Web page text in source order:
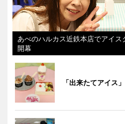
あべのハルカス近鉄本店でアイス
開幕
「出来たてアイス